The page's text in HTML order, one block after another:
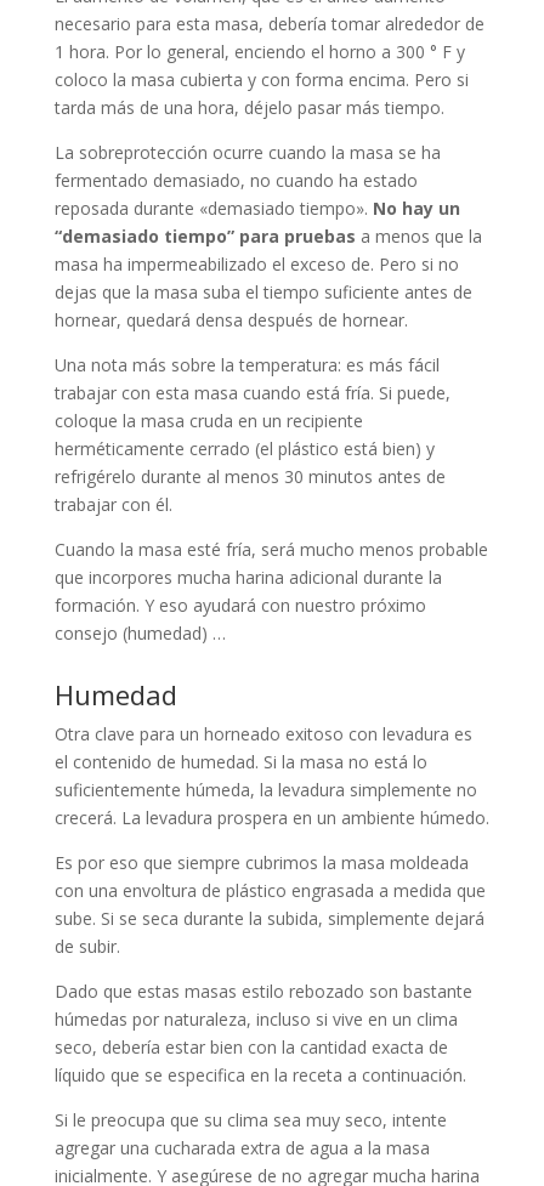
necesario para esta masa, debería tomar alrededor de
1 hora. Por lo general, enciendo el horno a 300 ° F y
coloco la masa cubierta y con forma encima. Pero si
tarda más de una hora, déjelo pasar más tiempo.
La sobreprotección ocurre cuando la masa se ha
fermentado demasiado, no cuando ha estado
reposada durante «demasiado tiempo». No hay un
“demasiado tiempo” para pruebas a menos que la
masa ha impermeabilizado el exceso de. Pero si no
dejas que la masa suba el tiempo suficiente antes de
hornear, quedará densa después de hornear.
Una nota más sobre la temperatura: es más fácil
trabajar con esta masa cuando está fría. Si puede,
coloque la masa cruda en un recipiente
herméticamente cerrado (el plástico está bien) y
refrigérelo durante al menos 30 minutos antes de
trabajar con él.
Cuando la masa esté fría, será mucho menos probable
que incorpores mucha harina adicional durante la
formación. Y eso ayudará con nuestro próximo
consejo (humedad) …
Humedad
Otra clave para un horneado exitoso con levadura es
el contenido de humedad. Si la masa no está lo
suficientemente húmeda, la levadura simplemente no
crecerá. La levadura prospera en un ambiente húmedo.
Es por eso que siempre cubrimos la masa moldeada
con una envoltura de plástico engrasada a medida que
sube. Si se seca durante la subida, simplemente dejará
de subir.
Dado que estas masas estilo rebozado son bastante
húmedas por naturaleza, incluso si vive en un clima
seco, debería estar bien con la cantidad exacta de
líquido que se especifica en la receta a continuación.
Si le preocupa que su clima sea muy seco, intente
agregar una cucharada extra de agua a la masa
inicialmente. Y asegúrese de no agregar mucha harina